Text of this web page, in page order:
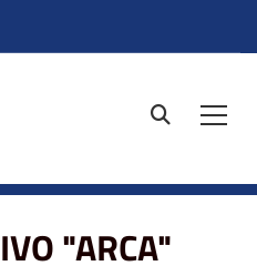
site.searc
"ARCA"